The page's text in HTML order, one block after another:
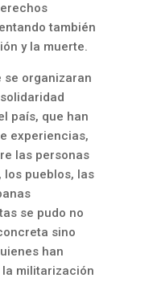
también
y la muerte.
se organizaran
país, que han
experiencias,
las personas
pueblos, las
se pudo no
sino
han
militarización